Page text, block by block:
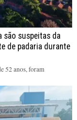
são suspeitas da
de padaria durante
52 anos, foram